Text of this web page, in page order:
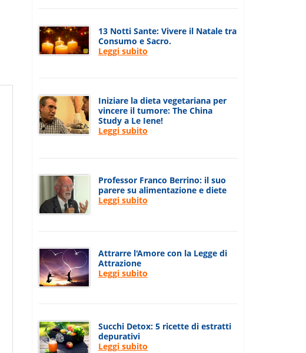
13 Notti Sante: Vivere il Natale tra
Consumo e Sacro.
Leggi subito
Iniziare la dieta vegetariana per
vincere il tumore: The China
Study a Le Iene!
Leggi subito
Professor Franco Berrino: il suo
parere su alimentazione e diete
Leggi subito
Attrarre l'Amore con la Legge di
Attrazione
Leggi subito
Succhi Detox: 5 ricette di estratti
depurativi
Leggi subito